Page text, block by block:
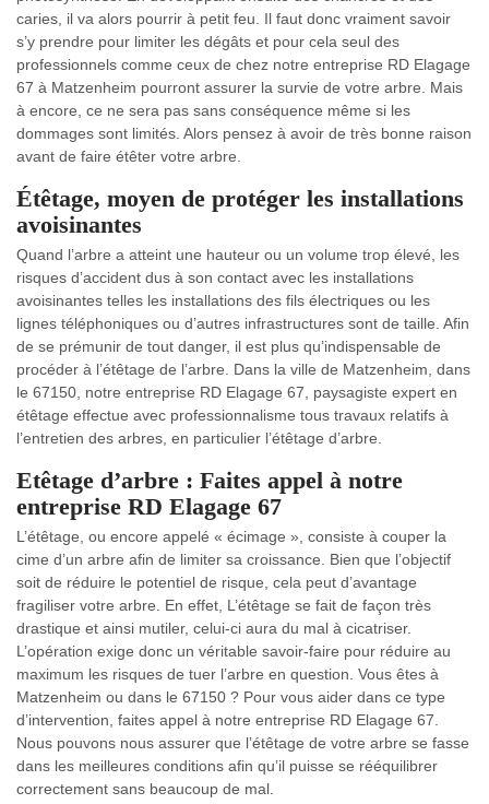
caries, il va alors pourrir à petit feu. Il faut donc vraiment savoir
s’y prendre pour limiter les dégâts et pour cela seul des
professionnels comme ceux de chez notre entreprise RD Elagage
67 à Matzenheim pourront assurer la survie de votre arbre. Mais
à encore, ce ne sera pas sans conséquence même si les
dommages sont limités. Alors pensez à avoir de très bonne raison
avant de faire étêter votre arbre.
Étêtage, moyen de protéger les installations
avoisinantes
Quand l’arbre a atteint une hauteur ou un volume trop élevé, les
risques d’accident dus à son contact avec les installations
avoisinantes telles les installations des fils électriques ou les
lignes téléphoniques ou d’autres infrastructures sont de taille. Afin
de se prémunir de tout danger, il est plus qu’indispensable de
procéder à l’étêtage de l’arbre. Dans la ville de Matzenheim, dans
le 67150, notre entreprise RD Elagage 67, paysagiste expert en
étêtage effectue avec professionnalisme tous travaux relatifs à
l’entretien des arbres, en particulier l’étêtage d’arbre.
Etêtage d’arbre : Faites appel à notre
entreprise RD Elagage 67
L’étêtage, ou encore appelé « écimage », consiste à couper la
cime d’un arbre afin de limiter sa croissance. Bien que l’objectif
soit de réduire le potentiel de risque, cela peut d’avantage
fragiliser votre arbre. En effet, L’étêtage se fait de façon très
drastique et ainsi mutiler, celui-ci aura du mal à cicatriser.
L’opération exige donc un véritable savoir-faire pour réduire au
maximum les risques de tuer l’arbre en question. Vous êtes à
Matzenheim ou dans le 67150 ? Pour vous aider dans ce type
d’intervention, faites appel à notre entreprise RD Elagage 67.
Nous pouvons nous assurer que l’étêtage de votre arbre se fasse
dans les meilleures conditions afin qu’il puisse se rééquilibrer
correctement sans beaucoup de mal.